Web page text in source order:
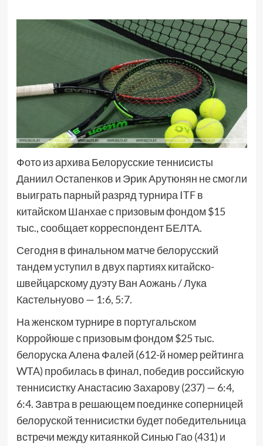
Фото из архива Белорусские теннисисты
Даниил Остапенков и Эрик Арутюнян не смогли
выиграть парный разряд турнира ITF в
китайском Шанхае с призовым фондом $15
тыс., сообщает корреспондент БЕЛТА.
Сегодня в финальном матче белорусский
тандем уступил в двух партиях китайско-
швейцарскому дуэту Ван Аожань / Лука
Кастельнуово — 1:6, 5:7.
На женском турнире в португальском
Корройюше с призовым фондом $25 тыс.
белоруска Алена Фалей (612-й номер рейтинга
WTA) пробилась в финал, победив российскую
теннисистку Анастасию Захарову (237) — 6:4,
6:4. Завтра в решающем поединке соперницей
белоруской теннисистки будет победительница
встречи между китаянкой Синью Гао (431) и